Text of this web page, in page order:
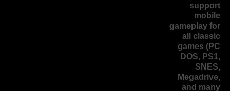
support
mobile
gameplay for
all classic
games (PC
DOS, PS1,
SNES,
Megadrive,
and many